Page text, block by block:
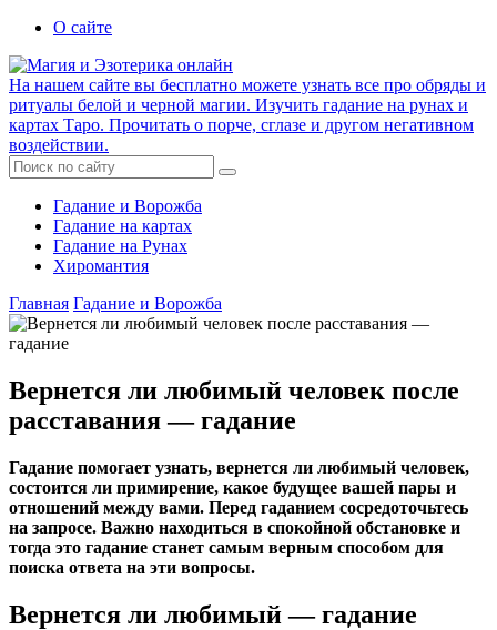
О сайте
На нашем сайте вы бесплатно можете узнать все про обряды и
ритуалы белой и черной магии. Изучить гадание на рунах и
картах Таро. Прочитать о порче, сглазе и другом негативном
воздействии.
Гадание и Ворожба
Гадание на картах
Гадание на Рунах
Хиромантия
Главная Гадание и Ворожба
Вернется ли любимый человек после
расставания — гадание
Гадание помогает узнать, вернется ли любимый человек,
состоится ли примирение, какое будущее вашей пары и
отношений между вами. Перед гаданием сосредоточьтесь
на запросе. Важно находиться в спокойной обстановке и
тогда это гадание станет самым верным способом для
поиска ответа на эти вопросы.
Вернется ли любимый — гадание